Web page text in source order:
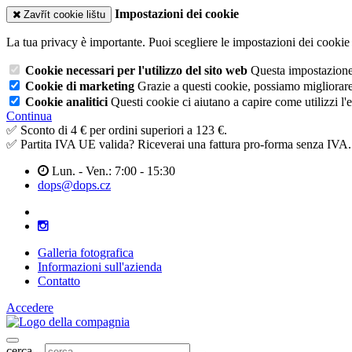
Zavřít cookie lištu Impostazioni dei cookie
La tua privacy è importante. Puoi scegliere le impostazioni dei
Cookie necessari per l'utilizzo del sito web Questa
Cookie di marketing Grazie a questi cookie, possiamo
Cookie analitici Questi cookie ci aiutano a capire come utilizzi
Continua
✅ Sconto di 4 € per ordini superiori a 123 €.
✅ Partita IVA UE valida? Riceverai una fattura pro-forma senza IVA.
Lun. - Ven.: 7:00 - 15:30
dops@dops.cz
Galleria fotografica
Informazioni sull'azienda
Contatto
Accedere